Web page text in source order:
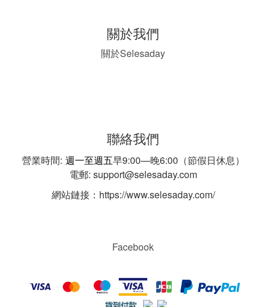
關於我們
關於Selesaday
聯絡我們
營業時間: 週一至週五早9:00—晚6:00（節假日休息）
電郵: support@selesaday.com
網站鏈接：https://www.selesaday.com/
Facebook